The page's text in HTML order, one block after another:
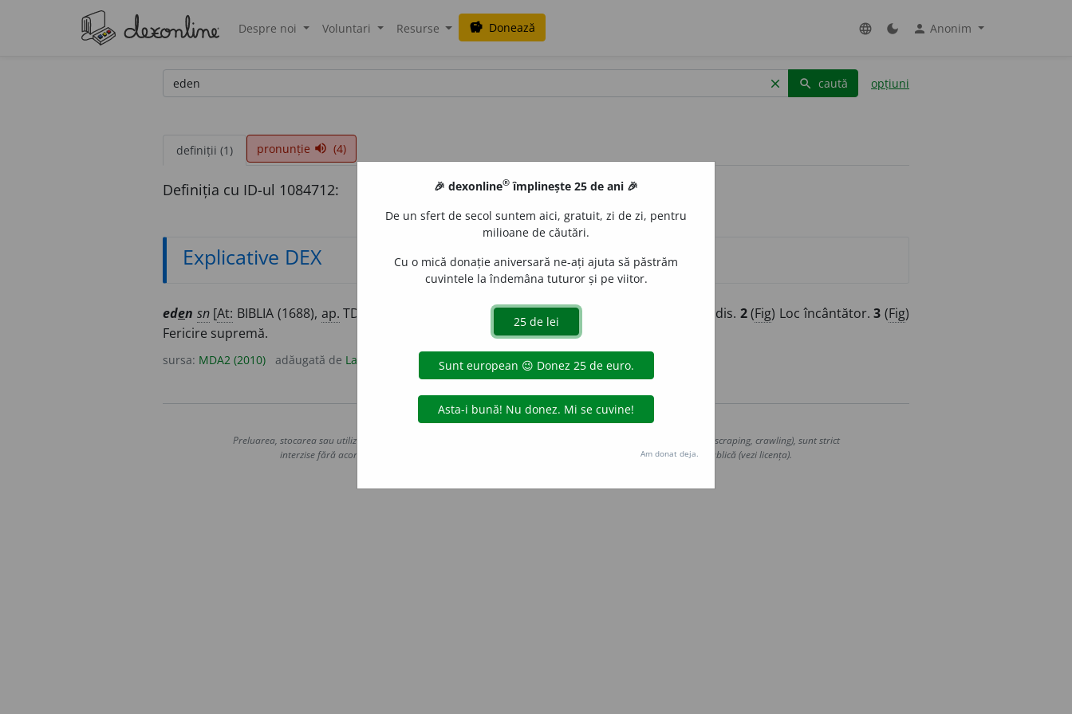
Despre noi Voluntari Resurse savings Donează language dark_mode person Anonim
clear search caută opțiuni
definiții (1) pronunție volume_up (4)
Definiția cu ID-ul 1084712:
Explicative DEX
eden sn[At: BIBLIA (1688), ap. TDRG / Pl: ~e,(rar)~uri/ ) Paradis. 2(Fig) Loc încântător.3 (Fig)
Fericire supremă.
sursa: MDA2 (2010) adăugată de LauraGellner acțiuni
Copyright © 2004-2026 dexonline (https://dexonline.ro)
Preluarea, stocarea sau utilizarea datelor de pe acest site, inclusiv prin orice metode de extragere automată (web scraping, crawling), sunt strict
interzise fără acordul nostru prealabil scris, cu excepția seturilor de date oferite oficial spre utilizare publică (vezi licența).
🎉 dexonline® împlinește 25 de ani 🎉
De un sfert de secol suntem aici, gratuit, zi de zi, pentru
milioane de căutări.
Cu o mică donație aniversară ne-ați ajuta să păstrăm
cuvintele la îndemâna tuturor și pe viitor.
Am donat deja.